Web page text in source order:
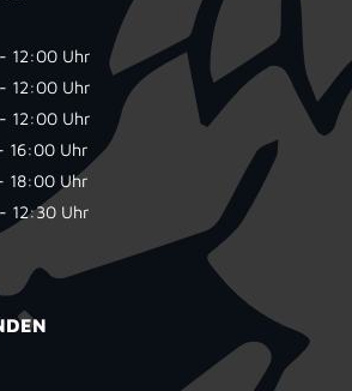
12:00 Uhr
12:00 Uhr
12:00 Uhr
16:00 Uhr
18:00 Uhr
12:30 Uhr